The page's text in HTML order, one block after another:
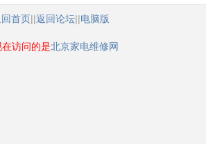
首页||返回论坛||电脑版
访问的是北京家电维修网